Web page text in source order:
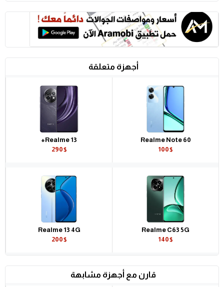
أجهزة متعلقة
Realme Note 60
100$
Realme 13+
290$
Realme C63 5G
140$
Realme 13 4G
200$
قارن مع أجهزة مشابهة